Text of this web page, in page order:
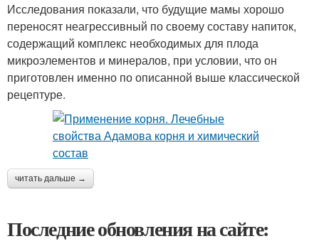
Исследования показали, что будущие мамы хорошо
переносят неагрессивный по своему составу напиток,
содержащий комплекс необходимых для плода
микроэлементов и минералов, при условии, что он
приготовлен именно по описанной выше классической
рецептуре.
читать дальше →
Последние обновления на сайте: